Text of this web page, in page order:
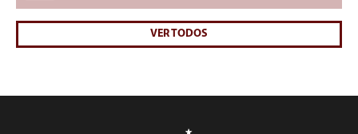
VER TODOS